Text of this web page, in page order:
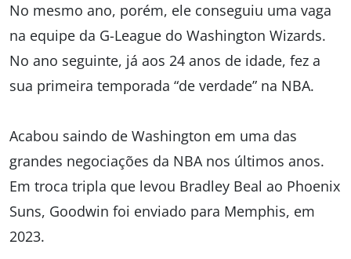
No mesmo ano, porém, ele conseguiu uma vaga
na equipe da G-League do Washington Wizards.
No ano seguinte, já aos 24 anos de idade, fez a
sua primeira temporada “de verdade” na NBA.
Acabou saindo de Washington em uma das
grandes negociações da NBA nos últimos anos.
Em troca tripla que levou Bradley Beal ao Phoenix
Suns, Goodwin foi enviado para Memphis, em
2023.